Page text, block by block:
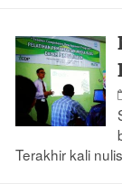
Terakhir kali